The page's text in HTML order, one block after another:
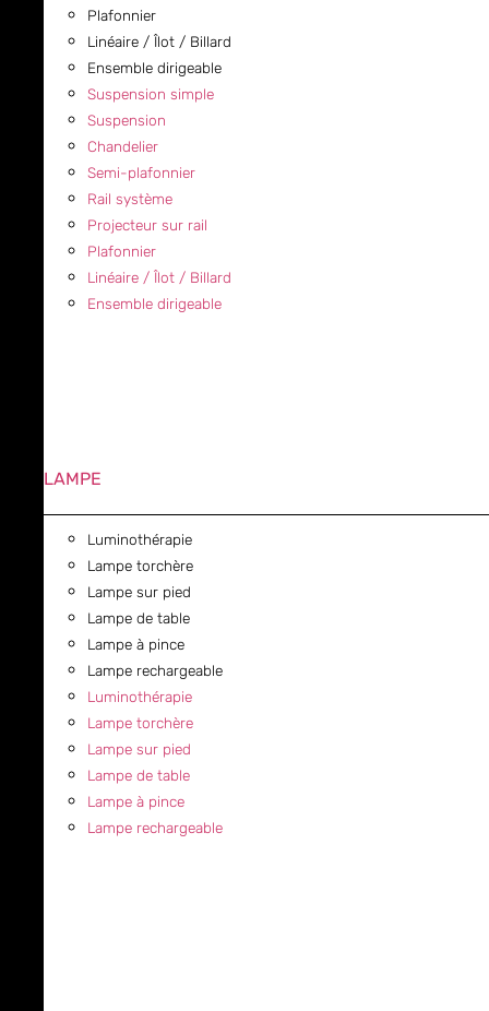
Plafonnier
Linéaire / Îlot / Billard
Ensemble dirigeable
Suspension simple
Suspension
Chandelier
Semi-plafonnier
Rail système
Projecteur sur rail
Plafonnier
Linéaire / Îlot / Billard
Ensemble dirigeable
LAMPE
Luminothérapie
Lampe torchère
Lampe sur pied
Lampe de table
Lampe à pince
Lampe rechargeable
Luminothérapie
Lampe torchère
Lampe sur pied
Lampe de table
Lampe à pince
Lampe rechargeable